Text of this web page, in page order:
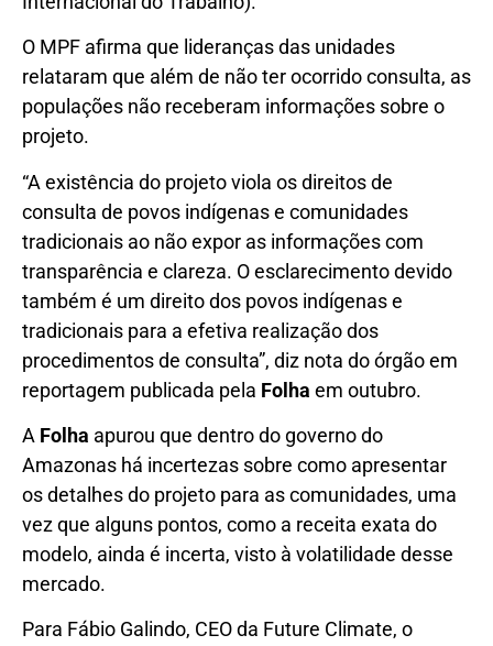
O MPF afirma que lideranças das unidades
relataram que além de não ter ocorrido consulta, as
populações não receberam informações sobre o
projeto.
“A existência do projeto viola os direitos de
consulta de povos indígenas e comunidades
tradicionais ao não expor as informações com
transparência e clareza. O esclarecimento devido
também é um direito dos povos indígenas e
tradicionais para a efetiva realização dos
procedimentos de consulta”, diz nota do órgão em
reportagem publicada pela Folha em outubro.
A Folha apurou que dentro do governo do
Amazonas há incertezas sobre como apresentar
os detalhes do projeto para as comunidades, uma
vez que alguns pontos, como a receita exata do
modelo, ainda é incerta, visto à volatilidade desse
mercado.
Para Fábio Galindo, CEO da Future Climate, o